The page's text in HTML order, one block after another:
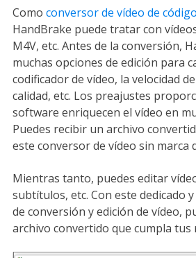
Como conversor de vídeo de
HandBrake puede tratar con
M4V, etc. Antes de la conversión,
muchas opciones de edición para
codificador de vídeo, la velocidad
calidad, etc. Los preajustes
software enriquecen el vídeo en
Puedes recibir un archivo
este conversor de vídeo sin marca
Mientras tanto, puedes editar
subtítulos, etc. Con este dedicado
de conversión y edición de vídeo,
archivo convertido que cumpla tus